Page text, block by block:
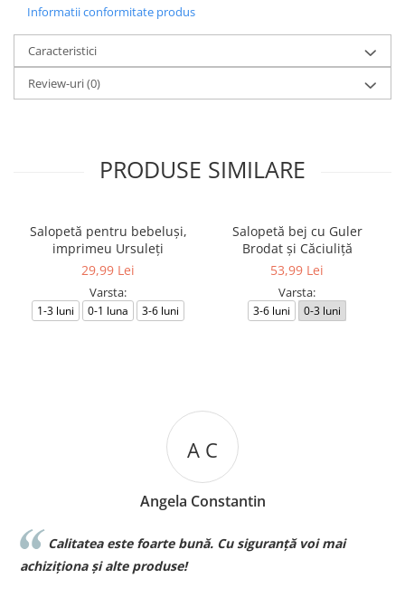
Informatii conformitate produs
Caracteristici
Review-uri(0)
PRODUSE SIMILARE
Salopetă pentru bebeluși,
imprimeu Ursuleți
29,99 Lei
Varsta:
1-3 luni 0-1 luna 3-6 luni
Salopetă bej cu Guler
Brodat și Căciuliță
53,99 Lei
Varsta:
3-6 luni 0-3 luni
A C
Angela Constantin
Calitatea este foarte bună. Cu siguranță voi mai
achiziționa și alte produse!